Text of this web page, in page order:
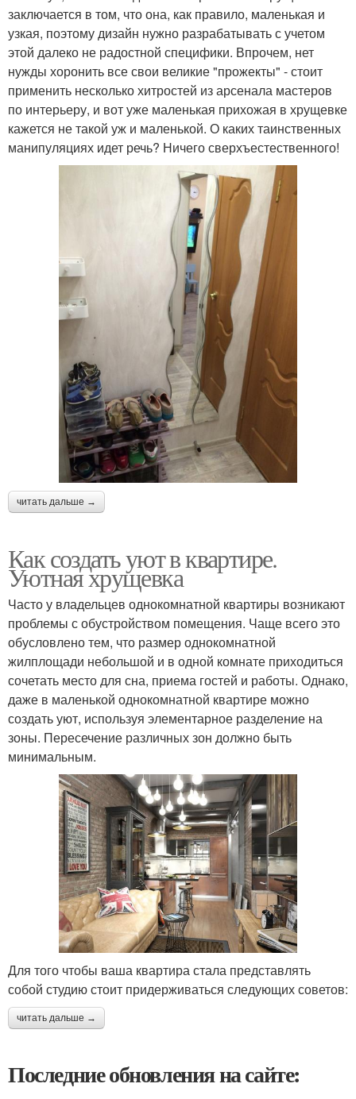
заключается в том, что она, как правило, маленькая и
узкая, поэтому дизайн нужно разрабатывать с учетом
этой далеко не радостной специфики. Впрочем, нет
нужды хоронить все свои великие "прожекты" - стоит
применить несколько хитростей из арсенала мастеров
по интерьеру, и вот уже маленькая прихожая в хрущевке
кажется не такой уж и маленькой. О каких таинственных
манипуляциях идет речь? Ничего сверхъестественного!
читать дальше →
Как создать уют в квартире.
Уютная хрущевка
Часто у владельцев однокомнатной квартиры возникают
проблемы с обустройством помещения. Чаще всего это
обусловлено тем, что размер однокомнатной
жилплощади небольшой и в одной комнате приходиться
сочетать место для сна, приема гостей и работы. Однако,
даже в маленькой однокомнатной квартире можно
создать уют, используя элементарное разделение на
зоны. Пересечение различных зон должно быть
минимальным.
Для того чтобы ваша квартира стала представлять
собой студию стоит придерживаться следующих советов:
читать дальше →
Последние обновления на сайте: